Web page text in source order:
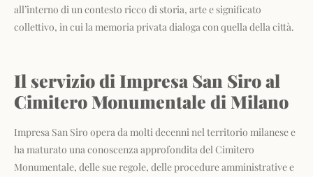
all’interno di un contesto ricco di storia, arte e significato
collettivo, in cui la memoria privata dialoga con quella della città.
Il servizio di Impresa San Siro al
Cimitero Monumentale di Milano
Impresa San Siro opera da molti decenni nel territorio milanese e
ha maturato una conoscenza approfondita del Cimitero
Monumentale, delle sue regole, delle procedure amministrative e